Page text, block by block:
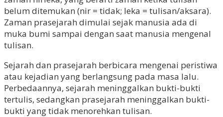
belum ditemukan (nir = tidak; leka = tulisan/aksara).
Zaman prasejarah dimulai sejak manusia ada di
muka bumi sampai dengan saat manusia mengenal
tulisan.
Sejarah dan prasejarah berbicara mengenai peristiwa
atau kejadian yang berlangsung pada masa lalu.
Perbedaannya, sejarah meninggalkan bukti-bukti
tertulis, sedangkan prasejarah meninggalkan bukti-
bukti yang tidak menorehkan tulisan.